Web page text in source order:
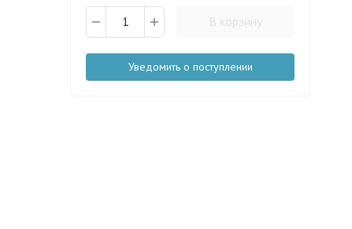
В корзину
Уведомить о поступлении